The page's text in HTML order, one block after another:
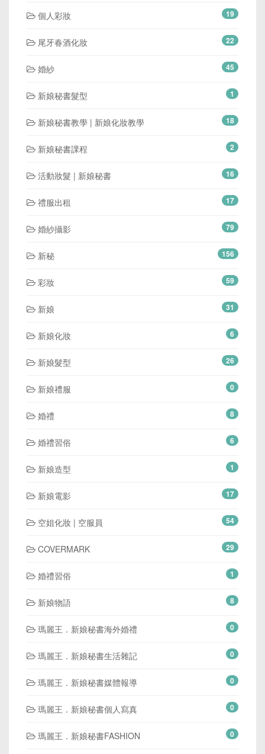
個人彩妝 19
尾牙春酒化妝 22
婚紗 45
新娘秘書髮型 1
新娘秘書教學 | 新娘化妝教學 18
新娘秘書課程 2
活動妝髮 | 新娘秘書 16
禮服出租 17
婚紗攝影 79
新秘 156
彩妝 59
新娘 31
新娘化妝 6
新娘髮型 26
新娘禮服 0
婚禮 8
婚禮習俗 6
新娘造型 1
新娘電影 17
空姐化妝 | 空服員 54
COVERMARK 29
婚禮習俗 1
新娘物語 8
瑪麗王．新娘秘書海外婚禮 0
瑪麗王．新娘秘書生活雜記 0
瑪麗王．新娘秘書媒體報導 0
瑪麗王．新娘秘書個人寫真 0
瑪麗王．新娘秘書FASHION 0